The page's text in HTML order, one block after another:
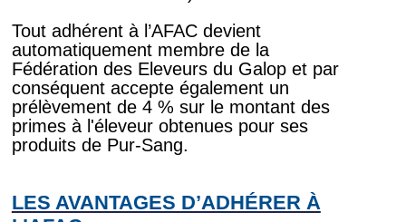
Tout adhérent à l’AFAC devient
automatiquement membre de la
Fédération des Eleveurs du Galop et par
conséquent accepte également un
prélèvement de 4 % sur le montant des
primes à l'éleveur obtenues pour ses
produits de Pur-Sang.
LES AVANTAGES D’ADHÉRER À